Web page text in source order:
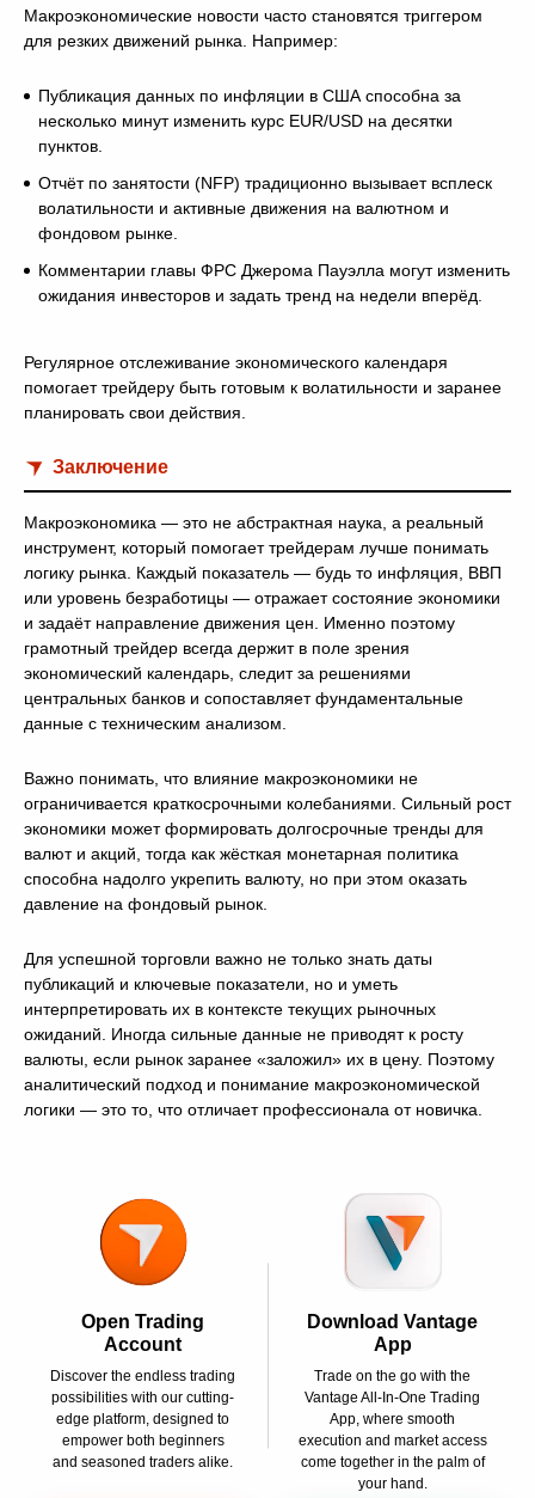
Макроэкономические новости часто становятся триггером
для резких движений рынка. Например:
Публикация данных по инфляции в США способна за
несколько минут изменить курс EUR/USD на десятки
пунктов.
Отчёт по занятости (NFP) традиционно вызывает всплеск
волатильности и активные движения на валютном и
фондовом рынке.
Комментарии главы ФРС Джерома Пауэлла могут изменить
ожидания инвесторов и задать тренд на недели вперёд.
Регулярное отслеживание экономического календаря
помогает трейдеру быть готовым к волатильности и заранее
планировать свои действия.
Заключение
Макроэкономика — это не абстрактная наука, а реальный
инструмент, который помогает трейдерам лучше понимать
логику рынка. Каждый показатель — будь то инфляция, ВВП
или уровень безработицы — отражает состояние экономики
и задаёт направление движения цен. Именно поэтому
грамотный трейдер всегда держит в поле зрения
экономический календарь, следит за решениями
центральных банков и сопоставляет фундаментальные
данные с техническим анализом.
Важно понимать, что влияние макроэкономики не
ограничивается краткосрочными колебаниями. Сильный рост
экономики может формировать долгосрочные тренды для
валют и акций, тогда как жёсткая монетарная политика
способна надолго укрепить валюту, но при этом оказать
давление на фондовый рынок.
Для успешной торговли важно не только знать даты
публикаций и ключевые показатели, но и уметь
интерпретировать их в контексте текущих рыночных
ожиданий. Иногда сильные данные не приводят к росту
валюты, если рынок заранее «заложил» их в цену. Поэтому
аналитический подход и понимание макроэкономической
логики — это то, что отличает профессионала от новичка.
Open Trading
Account
Discover the endless trading
possibilities with our cutting-
edge platform, designed to
empower both beginners
and seasoned traders alike.
Download Vantage
App
Trade on the go with the
Vantage All-In-One Trading
App, where smooth
execution and market access
come together in the palm of
your hand.